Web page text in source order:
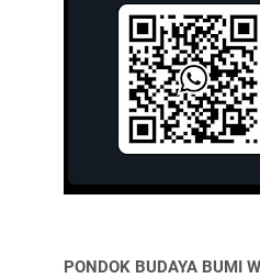
PONDOK BUDAYA BUMI